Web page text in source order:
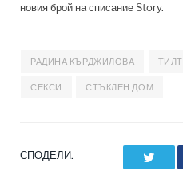
новия брой на списание Story.
РАДИНА КЪРДЖИЛОВА ТИЛТ
СЕКСИ СТЪКЛЕН ДОМ
СПОДЕЛИ.